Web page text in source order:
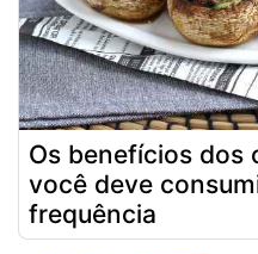
Os benefícios dos
você deve
frequência